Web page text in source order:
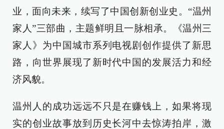
业，面向未来，续写了中国创新创业史。“温州
家人”三部曲，主题鲜明且一脉相承。《温州三
家人》为中国城市系列电视剧创作提供了新思
路，向世界展现了新时代中国的发展活力和经
济风貌。
温州人的成功远远不只是在赚钱上，如果将现
实的创业故事放到历史长河中去惊涛拍岸，激